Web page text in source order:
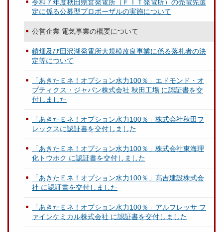
令和７年度秋田県営発電所（ＦＩＴ発電所）の売電先選
定に係る公募型プロポーザルの実施について
公営企業 電気事業の概要について
鎧畑及び田沢湖発電所大規模改良事業に係る落札者の決
定等について
「あきたＥネ！オプション水力100％」エドモンド・オ
プティクス・ジャパン株式会社 秋田工場 に認証書を交
付しました
「あきたＥネ！オプション水力100％」株式会社秋田フ
レックスに認証書を交付しました
「あきたＥネ！オプション水力100％」株式会社東海理
化トウホク に認証書を交付しました
「あきたＥネ！オプション水力100％」髙吉建設株式会
社 に認証書を交付しました
「あきたＥネ！オプション水力100％」アルフレッサ フ
ァインケミカル株式会社 に認証書を交付しました